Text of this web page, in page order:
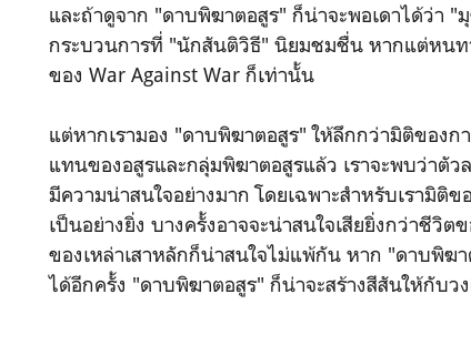
และถ้าดูจาก "ดาบพิฆาตอสูร" ก็น่าจะพอเดาได้ว่า "
กระบวนการที่ "นักสันติวิธี" นิยมชมชื่น หากแต่หนท
ของ War Against War ก็เท่านั้น
แต่หากเรามอง "ดาบพิฆาตอสูร" ให้ลึกกว่ามิติของ
แทนของอสูรและกลุ่มพิฆาตอสูรแล้ว เราจะพบว่าตัว
มีความน่าสนใจอย่างมาก โดยเฉพาะสำหรับเรามิติ
เป็นอย่างยิ่ง บางครั้งอาจจะน่าสนใจเสียยิ่งกว่าชีวิ
ของเหล่าเสาหลักก็น่าสนใจไม่แพ้กัน หาก "ดาบพิฆ
ได้อีกครั้ง "ดาบพิฆาตอสูร" ก็น่าจะสร้างสีสันให้กับ